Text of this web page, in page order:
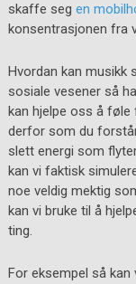
skaffe seg en
konsentrasjonen fra
Hvordan kan musikk
sosiale vesener så
kan hjelpe oss å føle
derfor som du
slett energi som
kan vi faktisk
noe veldig mektig
kan vi bruke til å
ting.
For eksempel så